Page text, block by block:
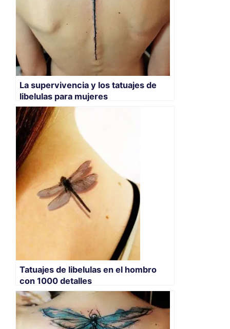
La supervivencia y los tatuajes de
libelulas para mujeres
Tatuajes de libelulas en el hombro
con 1000 detalles